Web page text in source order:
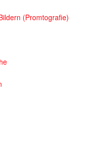
(Promtografie)